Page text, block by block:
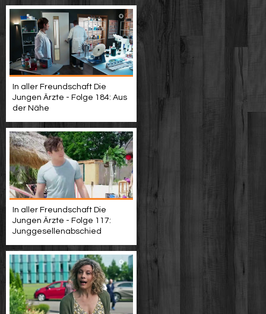
In aller Freundschaft Die
Jungen Ärzte - Folge 184: Aus
der Nähe
In aller Freundschaft Die
Jungen Ärzte - Folge 117:
Junggesellenabschied